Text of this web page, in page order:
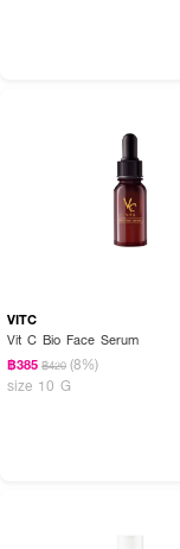
VITC
Vit C Bio Face Serum
฿385 ฿420 (8%)
size 10 G